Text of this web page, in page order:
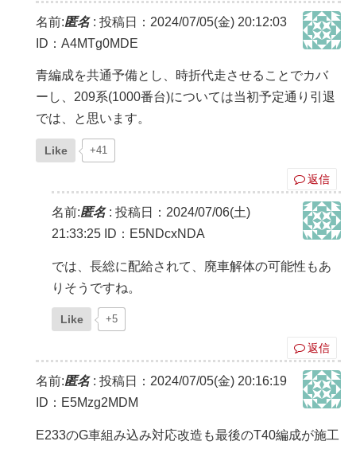
名前:匿名: 投稿日：2024/07/05(金) 20:12:03
ID：A4MTg0MDE
青編成を共通予備とし、時折代走させることでカバ
ーし、209系(1000番台)については当初予定通り引退
では、と思います。
Like +41
返信
名前:匿名: 投稿日：2024/07/06(土)
21:33:25 ID：E5NDcxNDA
では、長総に配給されて、廃車解体の可能性もあ
りそうですね。
Like +5
返信
名前:匿名: 投稿日：2024/07/05(金) 20:16:19
ID：E5Mzg2MDM
E233のG車組み込み対応改造も最後のT40編成が施工